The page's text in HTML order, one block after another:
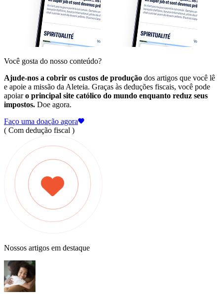
Você gosta do nosso conteúdo?
Ajude-nos a cobrir os custos de produção dos artigos que você lê
e apoie a missão da Aleteia. Graças às deduções fiscais, você pode
apoiaro principal site católico do mundo enquanto reduz seus
impostos. Doe agora.
Faço uma doação agora
( Com dedução fiscal )
Nossos artigos em destaque